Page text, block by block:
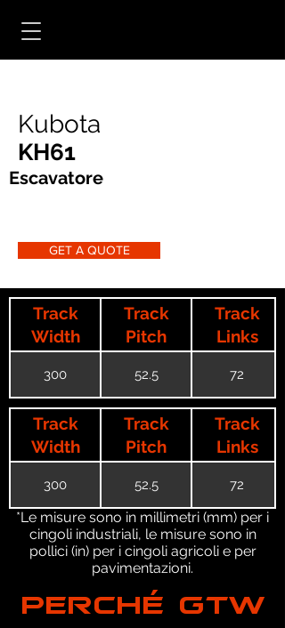
Kubota
KH61
Escavatore
GET A QUOTE
Track
Width
Track
Pitch
Track
Links
300 52.5 72
Track
Width
Track
Pitch
Track
Links
300 52.5 72
*Le misure sono in millimetri (mm) per i
cingoli industriali, le misure sono in
pollici (in) per i cingoli agricoli e per
pavimentazioni.
PERCHÉ GTW